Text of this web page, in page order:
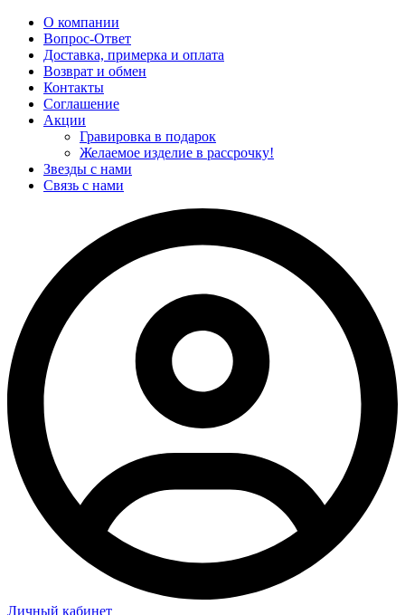
О компании
Вопрос-Ответ
Доставка, примерка и оплата
Возврат и обмен
Контакты
Соглашение
Акции
Гравировка в подарок
Желаемое изделие в рассрочку!
Звезды с нами
Связь с нами
Личный кабинет